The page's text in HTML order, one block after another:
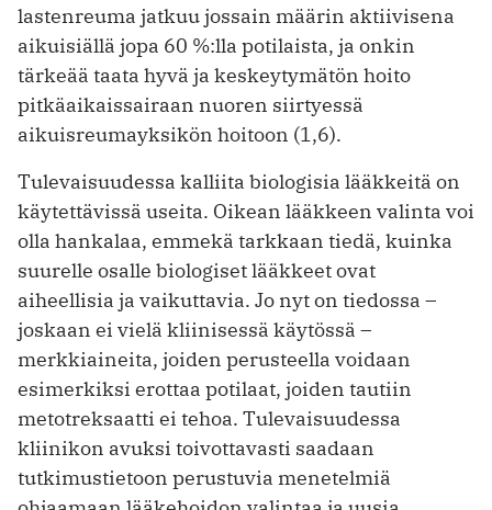
lastenreuma jatkuu jossain määrin aktiivisena
aikuisiällä jopa 60 %:lla potilaista, ja onkin
tärkeää taata hyvä ja keskeytymätön hoito
pitkäaikaissairaan nuoren siirtyessä
aikuisreumayksikön hoitoon (1,6).
Tulevaisuudessa kalliita biologisia lääkkeitä on
käytettävissä useita. Oikean lääkkeen valinta voi
olla hankalaa, emmekä tarkkaan tiedä, kuinka
suurelle osalle biologiset lääkkeet ovat
aiheellisia ja vaikuttavia. Jo nyt on tiedossa –
joskaan ei vielä kliinisessä käytössä –
merkkiaineita, joiden perusteella voidaan
esimerkiksi erottaa potilaat, joiden tautiin
metotreksaatti ei tehoa. Tulevaisuudessa
kliinikon avuksi toivottavasti saadaan
tutkimustietoon perustuvia menetelmiä